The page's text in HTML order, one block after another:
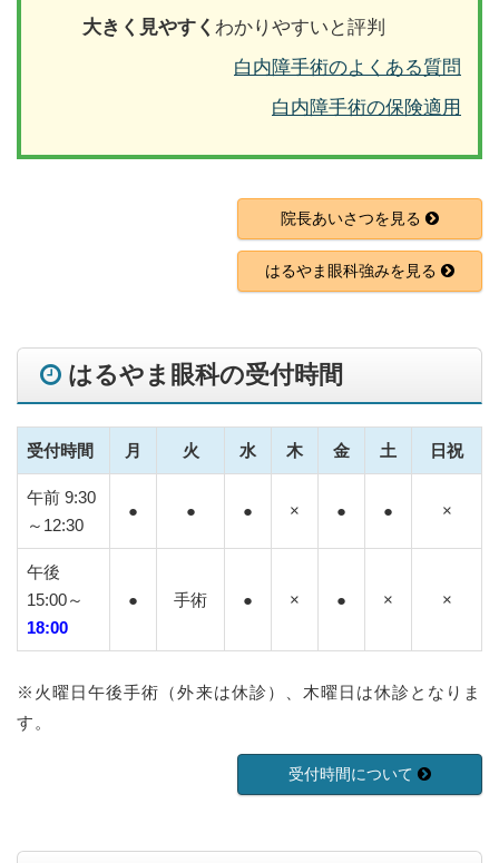
大きく見やすく わかりやすいと評判
白内障手術のよくある質問
白内障手術の保険適用
院長あいさつを見る
はるやま眼科強みを見る
はるやま眼科の受付時間
受付時間 月 火 水 木 金 土 日祝
午前 9:30
～12:30
● ● ● × ● ● ×
午後
15:00～
18:00
● 手術 ● × ● × ×
※火曜日午後手術（外来は休診）、木曜日は休診となりま
す。
受付時間について